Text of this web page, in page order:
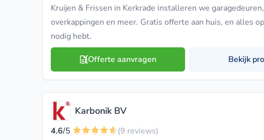
Kruijen & Frissen in Kerkrade installeren we
overkappingen en meer. Gratis offerte aan huis, en alles
nodig hebt.
Offerte aanvragen Bekijk
Karbonik BV
4.6/5
(9 reviews)